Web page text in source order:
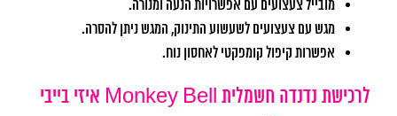
מובייל צעצועים עם אפשרויות הנעה ומנורה.
מגש עם צעצועים לשעשוע התינוק, המגש ניתן להסרה.
אפשרות קיפול קומפקטי לאחסון נוח.
לרכישת נדנדה חשמלית Monkey Bell איזי בייבי